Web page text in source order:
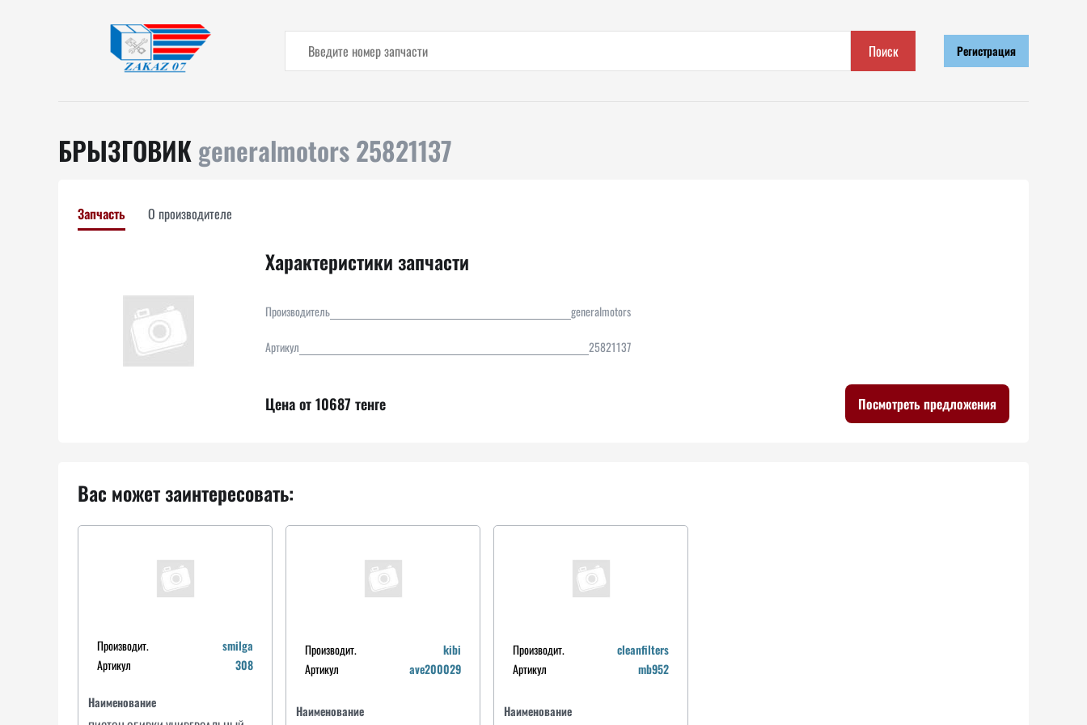
Поиск Регистрация
БРЫЗГОВИК generalmotors 25821137
Запчасть О производителе
Характеристики запчасти
Производитель generalmotors
Артикул 25821137
Цена от 10687 тенге Посмотреть предложения
Вас может заинтересовать:
Производит.
smilga
Артикул
308
Наименование
Производит.
kibi
Артикул
ave200029
Наименование
Производит.
cleanfilters
Артикул
mb952
Наименование